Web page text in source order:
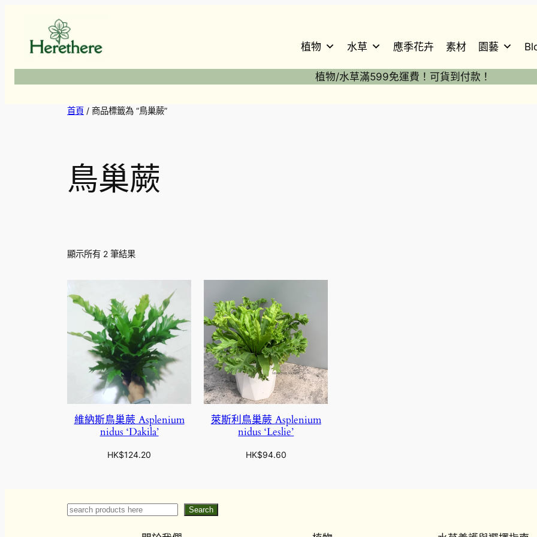
植物 水草 應季花卉 素材 園藝
植物/水草滿599免運費！可貨到付款！
首頁 / 商品標籤為 “鳥巢蕨”
鳥巢蕨
顯示所有 2 筆結果
維納斯鳥巢蕨 Asplenium
nidus ‘Dakila’
HK$124.20
萊斯利鳥巢蕨 Asplenium
nidus ‘Leslie’
HK$94.60
Search Search